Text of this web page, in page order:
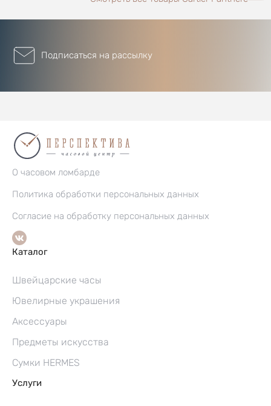
Подписаться на рассылку
О часовом ломбарде
Политика обработки персональных данных
Согласие на обработку персональных данных
Каталог
Швейцарские часы
Ювелирные украшения
Аксессуары
Предметы искусства
Сумки HERMES
Услуги